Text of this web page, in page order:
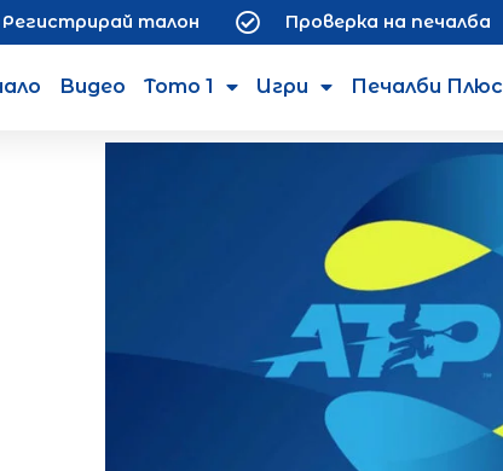
Регистрирай талон Проверка на печалба
Видео Тото 1 Игри Печалби Плюс